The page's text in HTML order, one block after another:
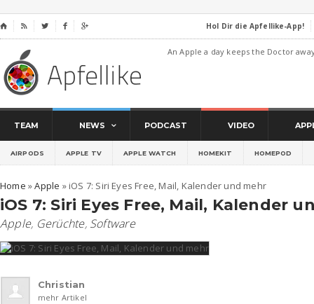
⌂     Hol Dir die Apfellike-App!
An Apple a day keeps the Doctor
TEAM NEWS PODCAST VIDEO
AIRPODS APPLE TV APPLE WATCH HOMEKIT HOMEPOD
Home »Apple » iOS 7: Siri Eyes Free, Mail, Kalender und mehr
iOS 7: Siri Eyes Free, Mail, Kalender
Apple, Gerüchte, Software
Christian
mehr Artikel